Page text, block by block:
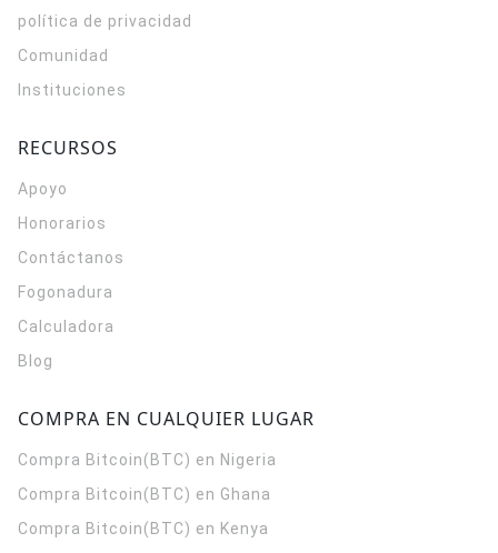
política de privacidad
Comunidad
Instituciones
RECURSOS
Apoyo
Honorarios
Contáctanos
Fogonadura
Calculadora
Blog
COMPRA EN CUALQUIER LUGAR
Compra Bitcoin(BTC) en Nigeria
Compra Bitcoin(BTC) en Ghana
Compra Bitcoin(BTC) en Kenya